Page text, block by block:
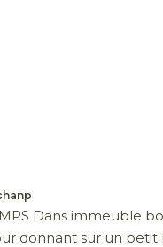
Dans immeuble
donnant sur un